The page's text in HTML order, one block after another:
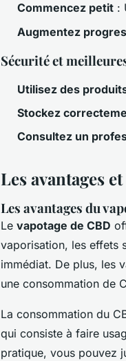
Commencez petit :
Augmentez
Sécurité et
Utilisez des
Stockez
Consultez un
Les avantages
Les avantages du
Le vapotage de CBD
vaporisation, les effets
immédiat. De plus, les
une consommation de
La consommation du
qui consiste à faire
pratique, vous pouvez